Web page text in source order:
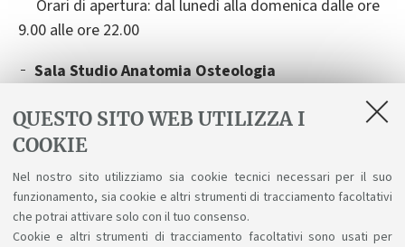
QUESTO SITO WEB UTILIZZA I
COOKIE
Nel nostro sito utilizziamo sia cookie tecnici necessari per il suo
funzionamento, sia cookie e altri strumenti di tracciamento facoltativi
che potrai attivare solo con il tuo consenso.
Cookie e altri strumenti di tracciamento facoltativi sono usati per
Orari di apertura: dal lunedì alla domenica dalle ore
9.00 alle ore 22.00
Sala Studio Anatomia Osteologia
presso: Via Irnerio, 53-57 Piano Sotterraneo
vedi anche:
sale studio dell'Ateneo